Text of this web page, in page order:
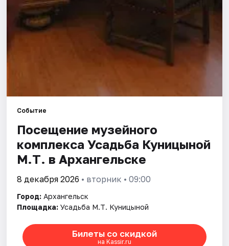
Событие
Посещение музейного
комплекса Усадьба Куницыной
М.Т. в Архангельске
8 декабря 2026 • вторник • 09:00
Город: Архангельск
Площадка: Усадьба М.Т. Куницыной
Билеты со скидкой
на Kassir.ru